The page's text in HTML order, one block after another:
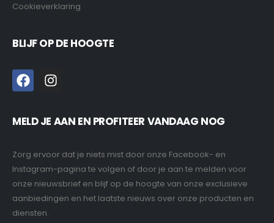
Cookieverklaring
BLIJF OP DE HOOGTE
MELD JE AAN EN PROFITEER VANDAAG NOG
Zorg ervoor dat je niets mist door onze Facebook- en
Instagram-pagina te volgen of door je aan te melden voor
onze nieuwsbrief en blijf op de hoogte van onze exclusieve
aanbiedingen en het laatste nieuws over onze producten en
diensten.